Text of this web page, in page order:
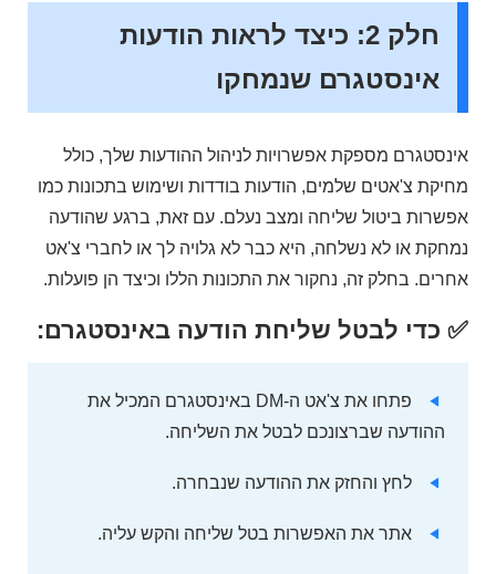
חלק 2: כיצד לראות הודעות
אינסטגרם שנמחקו
אינסטגרם מספקת אפשרויות לניהול ההודעות שלך, כולל
מחיקת צ'אטים שלמים, הודעות בודדות ושימוש בתכונות כמו
אפשרות ביטול שליחה ומצב נעלם. עם זאת, ברגע שהודעה
נמחקת או לא נשלחה, היא כבר לא גלויה לך או לחברי צ'אט
אחרים. בחלק זה, נחקור את התכונות הללו וכיצד הן פועלות.
✅ כדי לבטל שליחת הודעה באינסטגרם:
פתחו את צ'אט ה-DM באינסטגרם המכיל את
ההודעה שברצונכם לבטל את השליחה.
לחץ והחזק את ההודעה שנבחרה.
אתר את האפשרות בטל שליחה והקש עליה.